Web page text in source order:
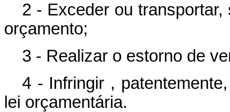
2 - Exceder ou
orçamento;
3 - Realizar o estorno de
4 - Infringir ,
lei orçamentária.